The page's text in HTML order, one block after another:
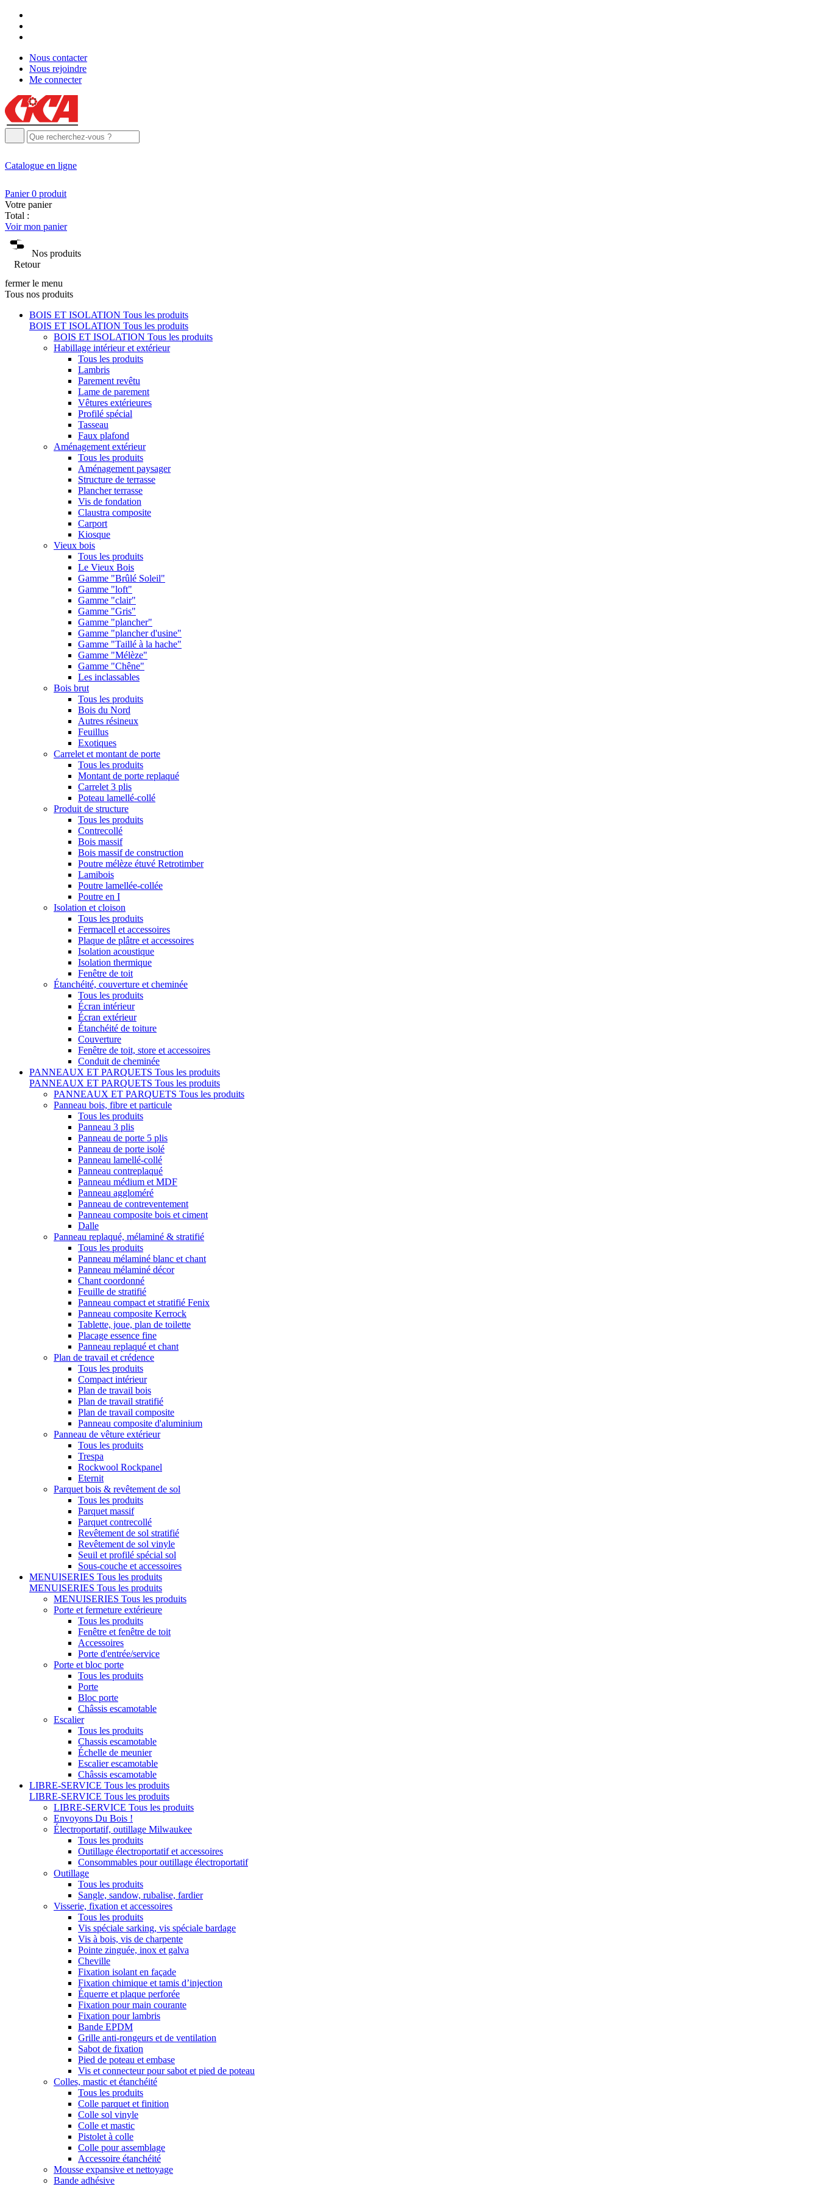
Nous contacter
Nous rejoindre
Me connecter
Catalogue en ligne
Panier 0 produit
Votre panier
Total :
Voir mon panier
Nos produits
Retour
fermer le menu
Tous nos produits
BOIS ET ISOLATION Tous les produits
BOIS ET ISOLATION Tous les produits
BOIS ET ISOLATION Tous les produits
Habillage intérieur et extérieur
Tous les produits
Lambris
Parement revêtu
Lame de parement
Vêtures extérieures
Profilé spécial
Tasseau
Faux plafond
Aménagement extérieur
Tous les produits
Aménagement paysager
Structure de terrasse
Plancher terrasse
Vis de fondation
Claustra composite
Carport
Kiosque
Vieux bois
Tous les produits
Le Vieux Bois
Gamme "Brûlé Soleil"
Gamme "loft"
Gamme "clair"
Gamme "Gris"
Gamme "plancher"
Gamme "plancher d'usine"
Gamme "Taillé à la hache"
Gamme "Mélèze"
Gamme "Chêne"
Les inclassables
Bois brut
Tous les produits
Bois du Nord
Autres résineux
Feuillus
Exotiques
Carrelet et montant de porte
Tous les produits
Montant de porte replaqué
Carrelet 3 plis
Poteau lamellé-collé
Produit de structure
Tous les produits
Contrecollé
Bois massif
Bois massif de construction
Poutre mélèze étuvé Retrotimber
Lamibois
Poutre lamellée-collée
Poutre en I
Isolation et cloison
Tous les produits
Fermacell et accessoires
Plaque de plâtre et accessoires
Isolation acoustique
Isolation thermique
Fenêtre de toit
Étanchéité, couverture et cheminée
Tous les produits
Écran intérieur
Écran extérieur
Étanchéité de toiture
Couverture
Fenêtre de toit, store et accessoires
Conduit de cheminée
PANNEAUX ET PARQUETS Tous les produits
PANNEAUX ET PARQUETS Tous les produits
PANNEAUX ET PARQUETS Tous les produits
Panneau bois, fibre et particule
Tous les produits
Panneau 3 plis
Panneau de porte 5 plis
Panneau de porte isolé
Panneau lamellé-collé
Panneau contreplaqué
Panneau médium et MDF
Panneau aggloméré
Panneau de contreventement
Panneau composite bois et ciment
Dalle
Panneau replaqué, mélaminé & stratifié
Tous les produits
Panneau mélaminé blanc et chant
Panneau mélaminé décor
Chant coordonné
Feuille de stratifié
Panneau compact et stratifié Fenix
Panneau composite Kerrock
Tablette, joue, plan de toilette
Placage essence fine
Panneau replaqué et chant
Plan de travail et crédence
Tous les produits
Compact intérieur
Plan de travail bois
Plan de travail stratifié
Plan de travail composite
Panneau composite d'aluminium
Panneau de vêture extérieur
Tous les produits
Trespa
Rockwool Rockpanel
Eternit
Parquet bois & revêtement de sol
Tous les produits
Parquet massif
Parquet contrecollé
Revêtement de sol stratifié
Revêtement de sol vinyle
Seuil et profilé spécial sol
Sous-couche et accessoires
MENUISERIES Tous les produits
MENUISERIES Tous les produits
MENUISERIES Tous les produits
Porte et fermeture extérieure
Tous les produits
Fenêtre et fenêtre de toit
Accessoires
Porte d'entrée/service
Porte et bloc porte
Tous les produits
Porte
Bloc porte
Châssis escamotable
Escalier
Tous les produits
Chassis escamotable
Échelle de meunier
Escalier escamotable
Châssis escamotable
LIBRE-SERVICE Tous les produits
LIBRE-SERVICE Tous les produits
LIBRE-SERVICE Tous les produits
Envoyons Du Bois !
Électroportatif, outillage Milwaukee
Tous les produits
Outillage électroportatif et accessoires
Consommables pour outillage électroportatif
Outillage
Tous les produits
Sangle, sandow, rubalise, fardier
Visserie, fixation et accessoires
Tous les produits
Vis spéciale sarking, vis spéciale bardage
Vis à bois, vis de charpente
Pointe zinguée, inox et galva
Cheville
Fixation isolant en façade
Fixation chimique et tamis d’injection
Équerre et plaque perforée
Fixation pour main courante
Fixation pour lambris
Bande EPDM
Grille anti-rongeurs et de ventilation
Sabot de fixation
Pied de poteau et embase
Vis et connecteur pour sabot et pied de poteau
Colles, mastic et étanchéité
Tous les produits
Colle parquet et finition
Colle sol vinyle
Colle et mastic
Pistolet à colle
Colle pour assemblage
Accessoire étanchéité
Mousse expansive et nettoyage
Bande adhésive